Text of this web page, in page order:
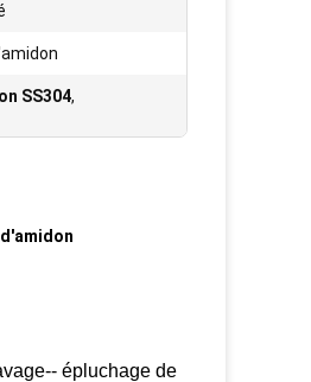
SS304,
épluchage de